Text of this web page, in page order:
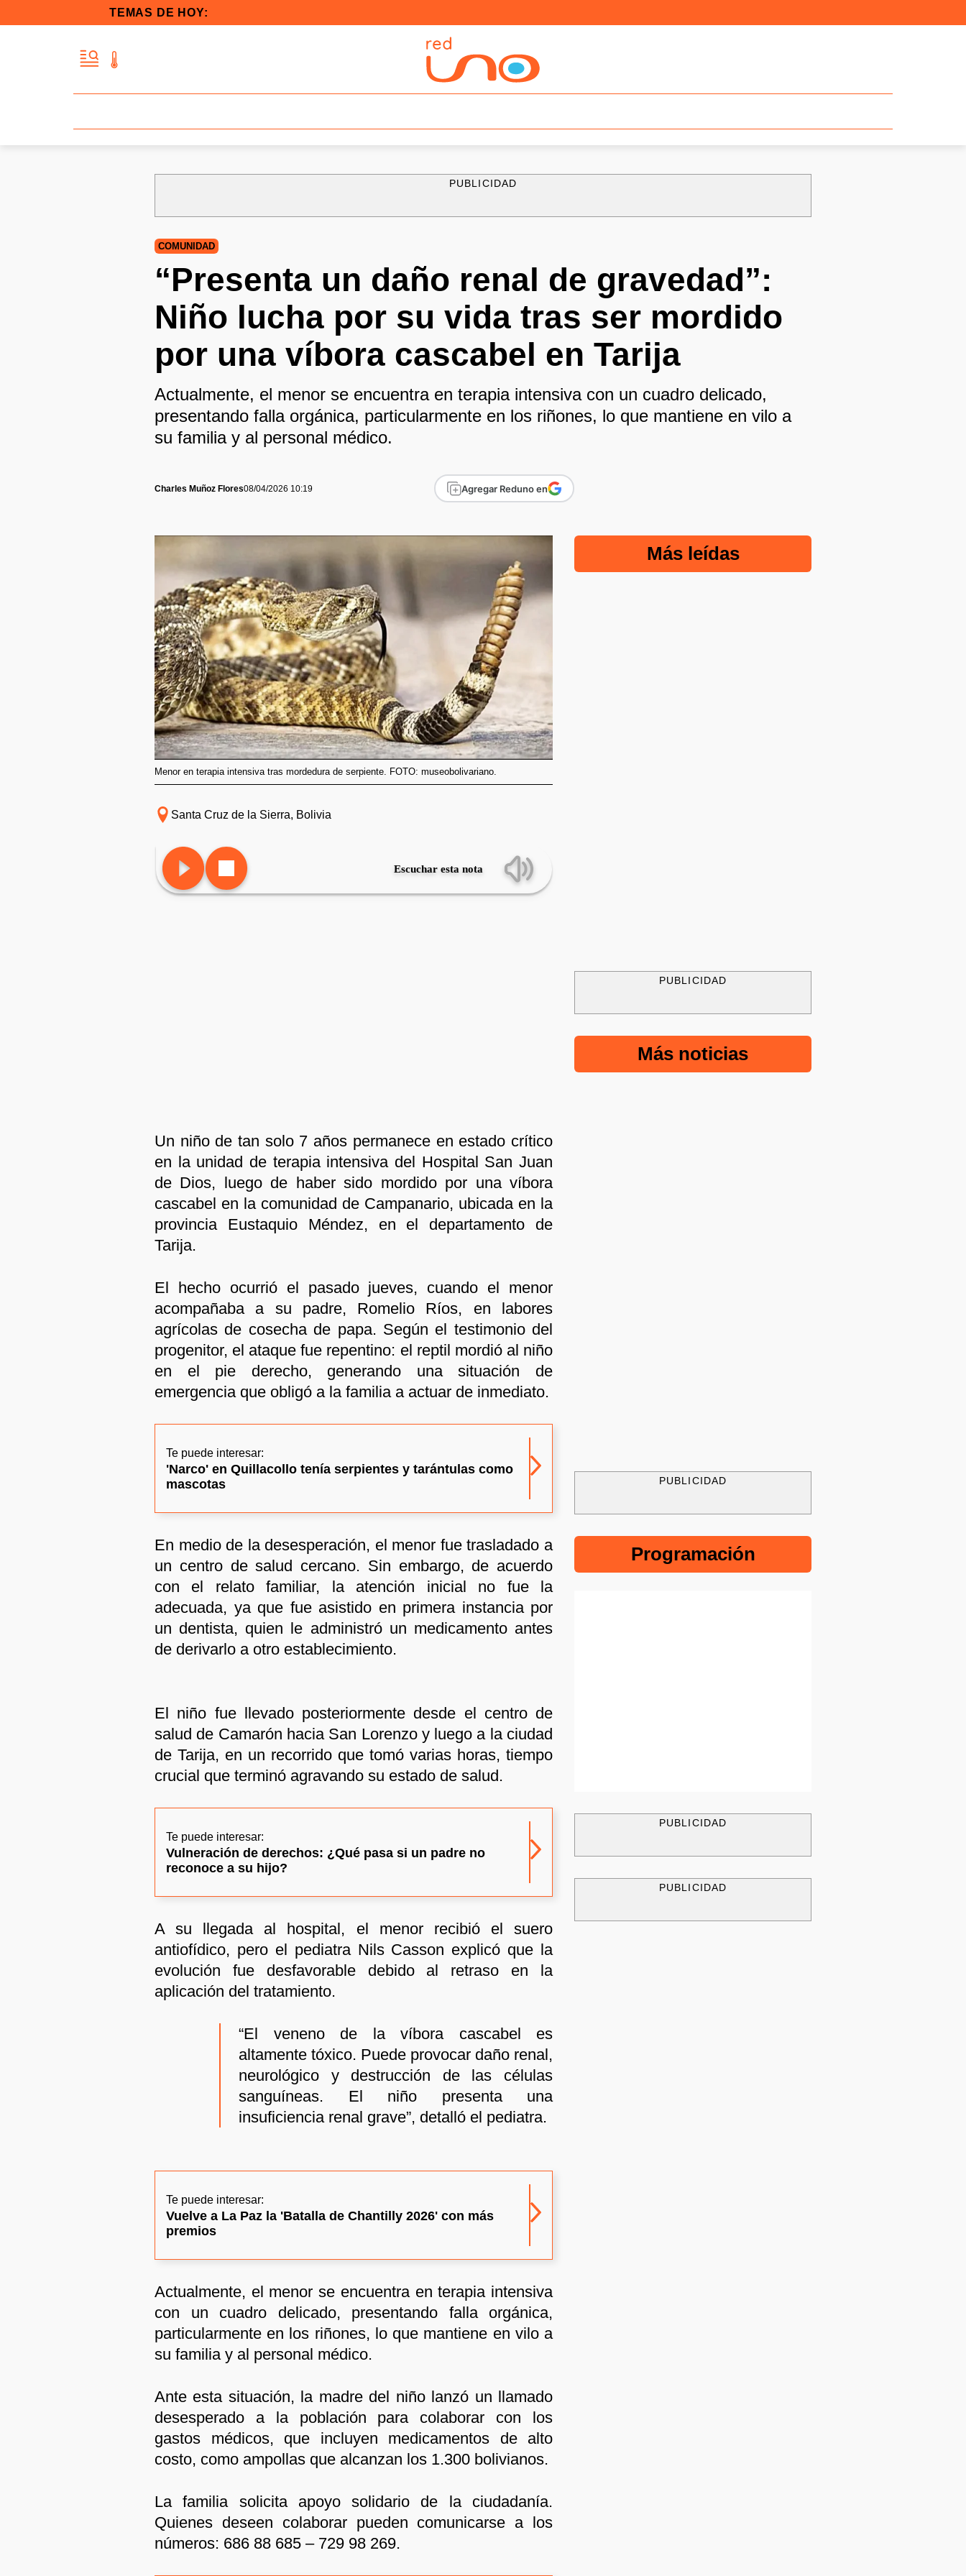
TEMAS DE HOY:
PUBLICIDAD
COMUNIDAD
“Presenta un daño renal de gravedad”:
Niño lucha por su vida tras ser mordido
por una víbora cascabel en Tarija
Actualmente, el menor se encuentra en terapia intensiva con un cuadro delicado,
presentando falla orgánica, particularmente en los riñones, lo que mantiene en vilo a
su familia y al personal médico.
Charles Muñoz Flores08/04/2026 10:19 Agregar Reduno en
Menor en terapia intensiva tras mordedura de serpiente. FOTO: museobolivariano.
Santa Cruz de la Sierra, Bolivia
Escuchar esta nota
Un niño de tan solo 7 años permanece en estado crítico
en la unidad de terapia intensiva del Hospital San Juan
de Dios, luego de haber sido mordido por una víbora
cascabel en la comunidad de Campanario, ubicada en la
provincia Eustaquio Méndez, en el departamento de
Tarija.
El hecho ocurrió el pasado jueves, cuando el menor
acompañaba a su padre, Romelio Ríos, en labores
agrícolas de cosecha de papa. Según el testimonio del
progenitor, el ataque fue repentino: el reptil mordió al niño
en el pie derecho, generando una situación de
emergencia que obligó a la familia a actuar de inmediato.
Te puede interesar:
'Narco' en Quillacollo tenía serpientes y tarántulas como
mascotas
En medio de la desesperación, el menor fue trasladado a
un centro de salud cercano. Sin embargo, de acuerdo
con el relato familiar, la atención inicial no fue la
adecuada, ya que fue asistido en primera instancia por
un dentista, quien le administró un medicamento antes
de derivarlo a otro establecimiento.
El niño fue llevado posteriormente desde el centro de
salud de Camarón hacia San Lorenzo y luego a la ciudad
de Tarija, en un recorrido que tomó varias horas, tiempo
crucial que terminó agravando su estado de salud.
Te puede interesar:
Vulneración de derechos: ¿Qué pasa si un padre no
reconoce a su hijo?
A su llegada al hospital, el menor recibió el suero
antiofídico, pero el pediatra Nils Casson explicó que la
evolución fue desfavorable debido al retraso en la
aplicación del tratamiento.
“El veneno de la víbora cascabel es
altamente tóxico. Puede provocar daño renal,
neurológico y destrucción de las células
sanguíneas. El niño presenta una
insuficiencia renal grave”, detalló el pediatra.
Te puede interesar:
Vuelve a La Paz la 'Batalla de Chantilly 2026' con más
premios
Actualmente, el menor se encuentra en terapia intensiva
con un cuadro delicado, presentando falla orgánica,
particularmente en los riñones, lo que mantiene en vilo a
su familia y al personal médico.
Ante esta situación, la madre del niño lanzó un llamado
desesperado a la población para colaborar con los
gastos médicos, que incluyen medicamentos de alto
costo, como ampollas que alcanzan los 1.300 bolivianos.
La familia solicita apoyo solidario de la ciudadanía.
Quienes deseen colaborar pueden comunicarse a los
números: 686 88 685 – 729 98 269.
Más leídas
PUBLICIDAD
Más noticias
PUBLICIDAD
Programación
PUBLICIDAD
PUBLICIDAD